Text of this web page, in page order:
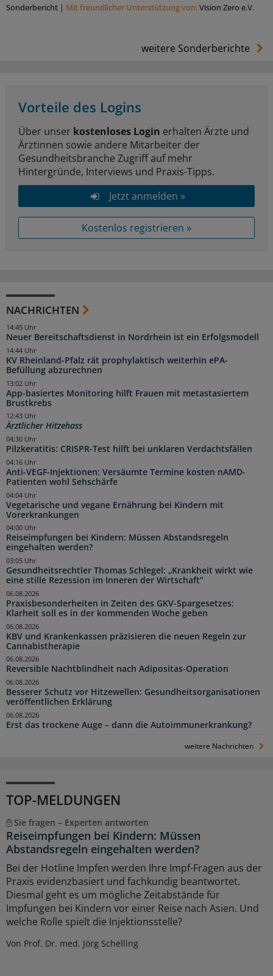
Sonderbericht | Mit freundlicher Unterstützung von:Vision Zero e.V.
weitere Sonderberichte
Vorteile des Logins
Über unser kostenloses Login erhalten Ärzte und
Ärztinnen sowie andere Mitarbeiter der
Gesundheitsbranche Zugriff auf mehr
Hintergründe, Interviews und Praxis-Tipps.
Jetzt anmelden »
Kostenlos registrieren »
NACHRICHTEN
Neuer Bereitschaftsdienst in Nordrhein ist ein Erfolgsmodell
14:45 Uhr
KV Rheinland-Pfalz rät prophylaktisch weiterhin ePA-
Befüllung abzurechnen
14:44 Uhr
App-basiertes Monitoring hilft Frauen mit metastasiertem
Brustkrebs
13:02 Uhr
Ärztlicher Hitzehass
12:43 Uhr
Pilzkeratitis: CRISPR-Test hilft bei unklaren Verdachtsfällen
04:30 Uhr
Anti-VEGF-Injektionen: Versäumte Termine kosten nAMD-
Patienten wohl Sehschärfe
04:16 Uhr
Vegetarische und vegane Ernährung bei Kindern mit
Vorerkrankungen
04:04 Uhr
Reiseimpfungen bei Kindern: Müssen Abstandsregeln
eingehalten werden?
04:00 Uhr
Gesundheitsrechtler Thomas Schlegel: „Krankheit wirkt wie
eine stille Rezession im Inneren der Wirtschaft“
03:05 Uhr
Praxisbesonderheiten in Zeiten des GKV-Spargesetzes:
Klarheit soll es in der kommenden Woche geben
06.08.2026
KBV und Krankenkassen präzisieren die neuen Regeln zur
Cannabistherapie
06.08.2026
Reversible Nachtblindheit nach Adipositas-Operation
06.08.2026
Besserer Schutz vor Hitzewellen: Gesundheitsorganisationen
veröffentlichen Erklärung
06.08.2026
Erst das trockene Auge – dann die Autoimmunerkrankung?
06.08.2026
weitere Nachrichten
TOP-MELDUNGEN
Sie fragen – Experten antworten
Reiseimpfungen bei Kindern: Müssen
Abstandsregeln eingehalten werden?
Bei der Hotline Impfen werden Ihre Impf-Fragen aus der
Praxis evidenzbasiert und fachkundig beantwortet.
Diesmal geht es um mögliche Zeitabstände für
Impfungen bei Kindern vor einer Reise nach Asien. Und
welche Rolle spielt die Injektionsstelle?
Von Prof. Dr. med. Jörg Schelling